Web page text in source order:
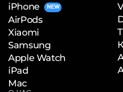
iPhone NEW
AirPods
Xiaomi
Samsung
Apple Watch
iPad
Mac